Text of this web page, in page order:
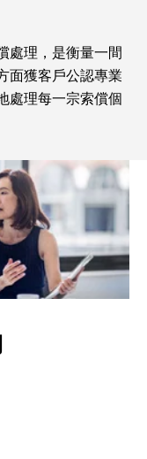
處理，是衡量一間
面獲客戶公認專業
處理每一宗索償個